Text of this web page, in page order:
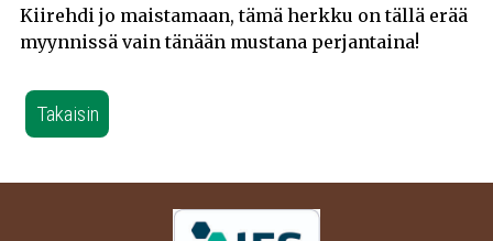
Kiirehdi jo maistamaan, tämä herkku on tällä erää
myynnissä vain tänään mustana perjantaina!
Takaisin